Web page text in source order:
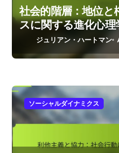
社会的階層：地位と
スに関する進化心理
ジュリアン・ハートマン
ソーシャルダイナミクス